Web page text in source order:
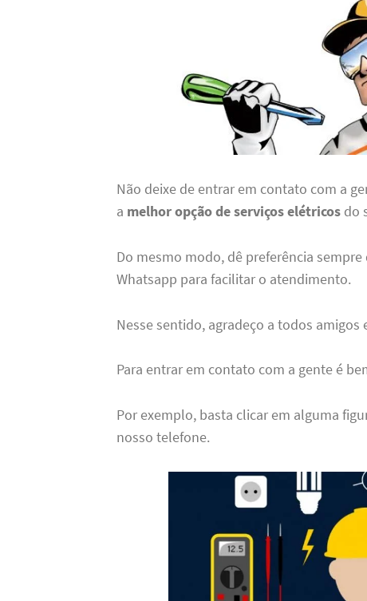
Não deixe de entrar em contato com a
a melhor opção de serviços elétricos do
Do mesmo modo, dê preferência
Whatsapp para facilitar o atendimento.
Nesse sentido, agradeço a todos
Para entrar em contato com a gente é
Por exemplo, basta clicar em alguma
nosso telefone.